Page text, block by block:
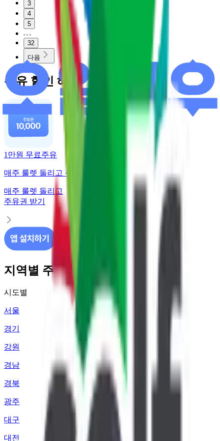
3
4
5
32
다음
주유 할인 혜택
1만원 무료주유
매주 룰렛 돌리고 주유권 받기
매주 룰렛 돌리고
주유권 받기
지역별 주유소 가격 정보
시도별
서울
경기
강원
경남
경북
광주
대구
대전